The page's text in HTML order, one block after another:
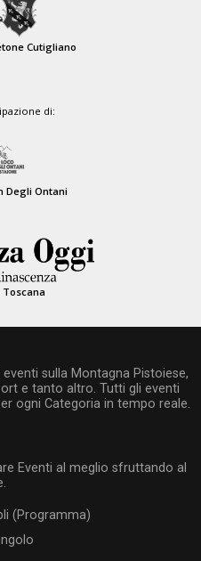
Cutigliano
di:
Degli Ontani
Toscana
sulla Montagna Pistoiese,
e tanto altro. Tutti gli eventi
ogni Categoria in tempo reale.
Eventi al meglio sfruttando al
(Programma)